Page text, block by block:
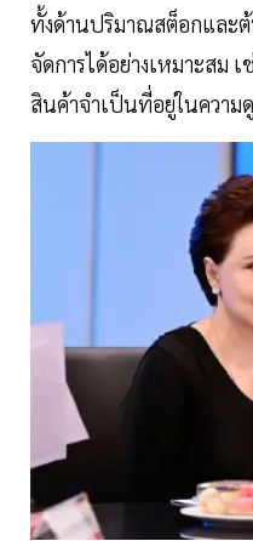
ทั้งด้านปริมาณสต็อกและ
จัดการได้อย่างเหมาะสม
สินค้าจำเป็นที่อยู่ในความ